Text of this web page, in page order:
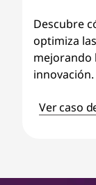
Descubre
optimiza
mejorando
innovación.
Ver caso